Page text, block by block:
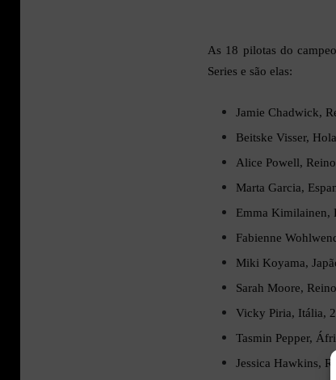
As 18 pilotas do
Series e são elas:
Jamie Chadwick,
Beitske Visser,
Alice Powell,
Marta Garcia,
Emma Kimilainen,
Fabienne
Miki Koyama,
Sarah Moore,
Vicky Piria, Itália,
Tasmin Pepper,
Jessica Hawkins,